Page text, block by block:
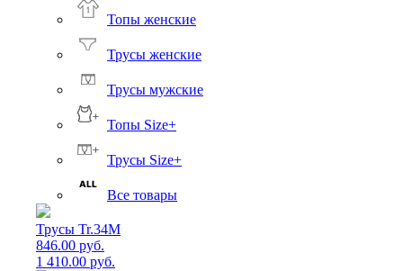
Топы женские
Трусы женские
Трусы мужские
Топы Size+
Трусы Size+
Все товары
Трусы Tr.34M
846.00 руб.
1 410.00 руб.